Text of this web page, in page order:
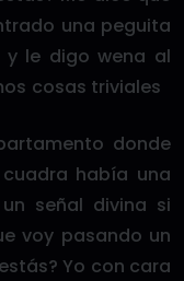
una peguita
y le digo wena al
cosas triviales
donde
había una
señal divina si
voy pasando un
Yo con cara